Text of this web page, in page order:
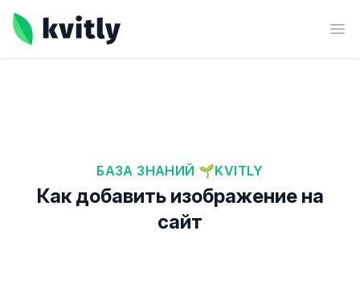
kvitly
БАЗА ЗНАНИЙ 🌱KVITLY
Как добавить изображение на
сайт